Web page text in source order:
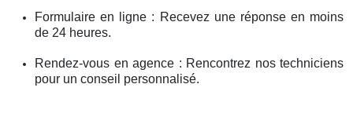
Formulaire en ligne : Recevez une réponse en moins
de 24 heures.
Rendez-vous en agence : Rencontrez nos techniciens
pour un conseil personnalisé.